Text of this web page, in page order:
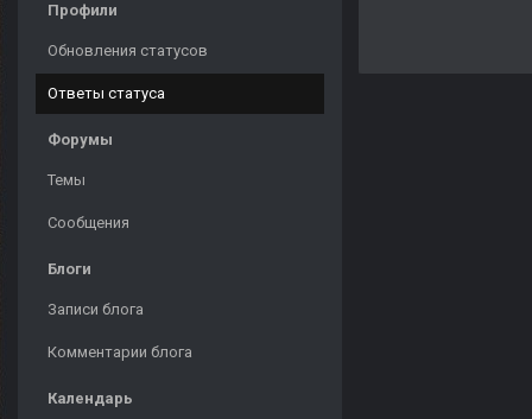
Профили
Обновления статусов
Ответы статуса
Форумы
Темы
Сообщения
Блоги
Записи блога
Комментарии блога
Календарь